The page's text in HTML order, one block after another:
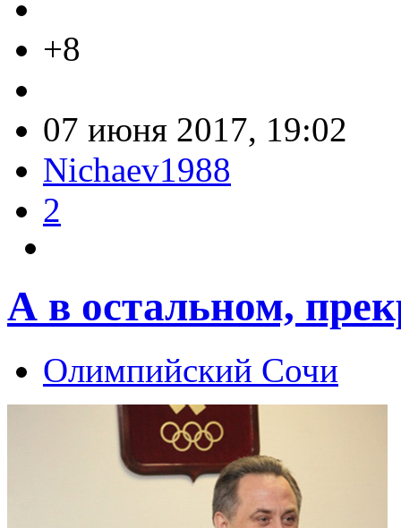
+8
07 июня 2017, 19:02
Nichaev1988
2
А в остальном,
Олимпийский Сочи